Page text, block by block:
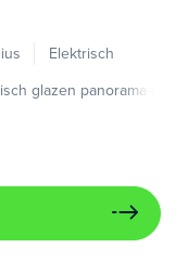
Elektrisch
glazen panorama-dak